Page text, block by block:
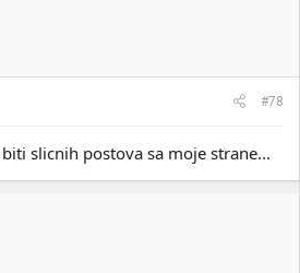
#78
slicnih postova sa moje strane...